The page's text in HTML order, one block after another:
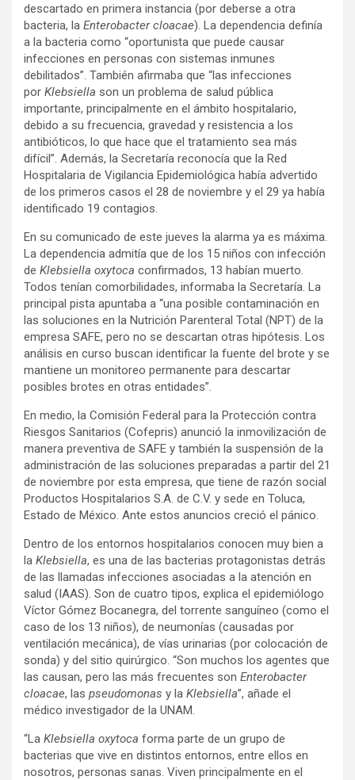
descartado en primera instancia (por deberse a otra
bacteria, la Enterobacter cloacae). La dependencia definía
a la bacteria como “oportunista que puede causar
infecciones en personas con sistemas inmunes
debilitados”. También afirmaba que “las infecciones
por Klebsiella son un problema de salud pública
importante, principalmente en el ámbito hospitalario,
debido a su frecuencia, gravedad y resistencia a los
antibióticos, lo que hace que el tratamiento sea más
difícil”. Además, la Secretaría reconocía que la Red
Hospitalaria de Vigilancia Epidemiológica había advertido
de los primeros casos el 28 de noviembre y el 29 ya había
identificado 19 contagios.
En su comunicado de este jueves la alarma ya es máxima.
La dependencia admitía que de los 15 niños con infección
de Klebsiella oxytoca confirmados, 13 habían muerto.
Todos tenían comorbilidades, informaba la Secretaría. La
principal pista apuntaba a “una posible contaminación en
las soluciones en la Nutrición Parenteral Total (NPT) de la
empresa SAFE, pero no se descartan otras hipótesis. Los
análisis en curso buscan identificar la fuente del brote y se
mantiene un monitoreo permanente para descartar
posibles brotes en otras entidades”.
En medio, la Comisión Federal para la Protección contra
Riesgos Sanitarios (Cofepris) anunció la inmovilización de
manera preventiva de SAFE y también la suspensión de la
administración de las soluciones preparadas a partir del 21
de noviembre por esta empresa, que tiene de razón social
Productos Hospitalarios S.A. de C.V. y sede en Toluca,
Estado de México. Ante estos anuncios creció el pánico.
Dentro de los entornos hospitalarios conocen muy bien a
la Klebsiella, es una de las bacterias protagonistas detrás
de las llamadas infecciones asociadas a la atención en
salud (IAAS). Son de cuatro tipos, explica el epidemiólogo
Víctor Gómez Bocanegra, del torrente sanguíneo (como el
caso de los 13 niños), de neumonías (causadas por
ventilación mecánica), de vías urinarias (por colocación de
sonda) y del sitio quirúrgico. “Son muchos los agentes que
las causan, pero las más frecuentes son Enterobacter
cloacae, las pseudomonas y la Klebsiella”, añade el
médico investigador de la UNAM.
“La Klebsiella oxytoca forma parte de un grupo de
bacterias que vive en distintos entornos, entre ellos en
nosotros, personas sanas. Viven principalmente en el